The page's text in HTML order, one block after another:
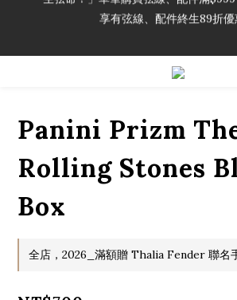
「一生弦命！」單筆購買弦線、配件滿
享有弦線、配件終生89折優
加入會員即領2000元購物金。 加入購物
享有弦線、配件終生89折優
Panini Prizm
Rolling Stones
Box
全店，2026_滿額贈 Thalia Fender 聯名